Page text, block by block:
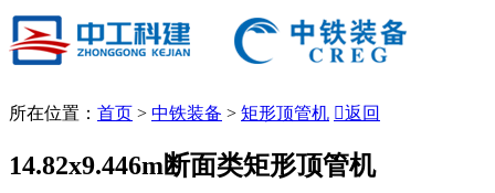
所在位置： 首页 > 中铁装备 > 矩形顶管机 返回
14.82x9.446m断面类矩形顶管机